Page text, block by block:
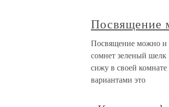
Посвящение
Посвящение можно и
сомнет зеленый
сижу в своей
вариантами это